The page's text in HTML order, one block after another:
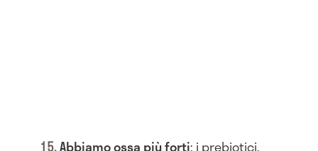
Abbiamo ossa più forti: i prebiotici,